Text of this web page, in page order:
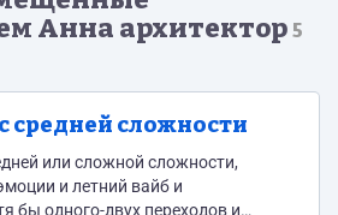
Анна архитектор 5
средней сложности
или сложной сложности,
и летний вайб и
бы одного-двух переходов и